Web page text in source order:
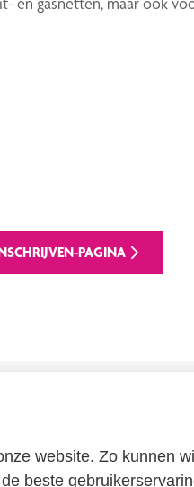
website. Zo kunnen
beste
PAGINA